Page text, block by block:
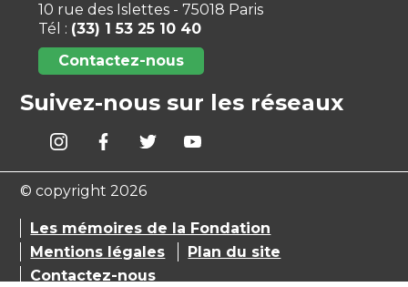
10 rue des Islettes - 75018 Paris
Tél : (33) 1 53 25 10 40
Contactez-nous
Suivez-nous sur les réseaux
© copyright 2026
Les mémoires de la Fondation
Mentions légales
Plan du site
Contactez-nous